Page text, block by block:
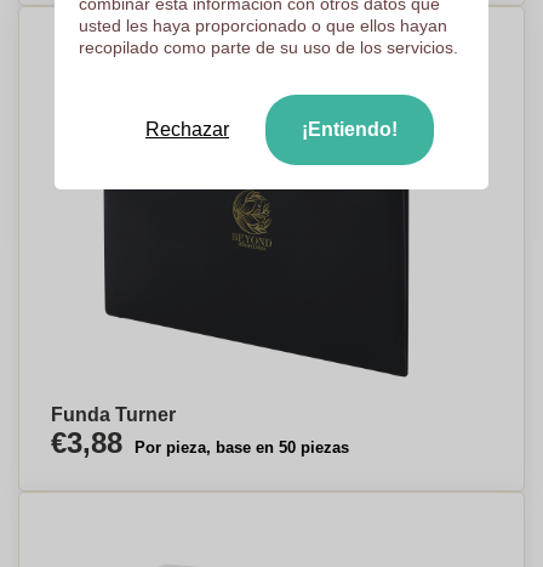
Funda Turner
€3,88 Por pieza, base en 50 piezas
usted les haya proporcionado o que ellos hayan
recopilado como parte de su uso de los servicios.
Rechazar ¡Entiendo!